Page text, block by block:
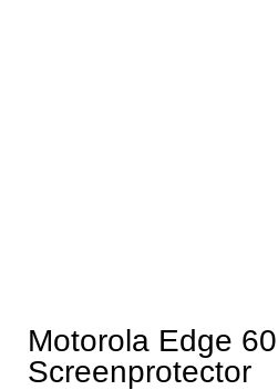
Motorola Edge
Screenprotector